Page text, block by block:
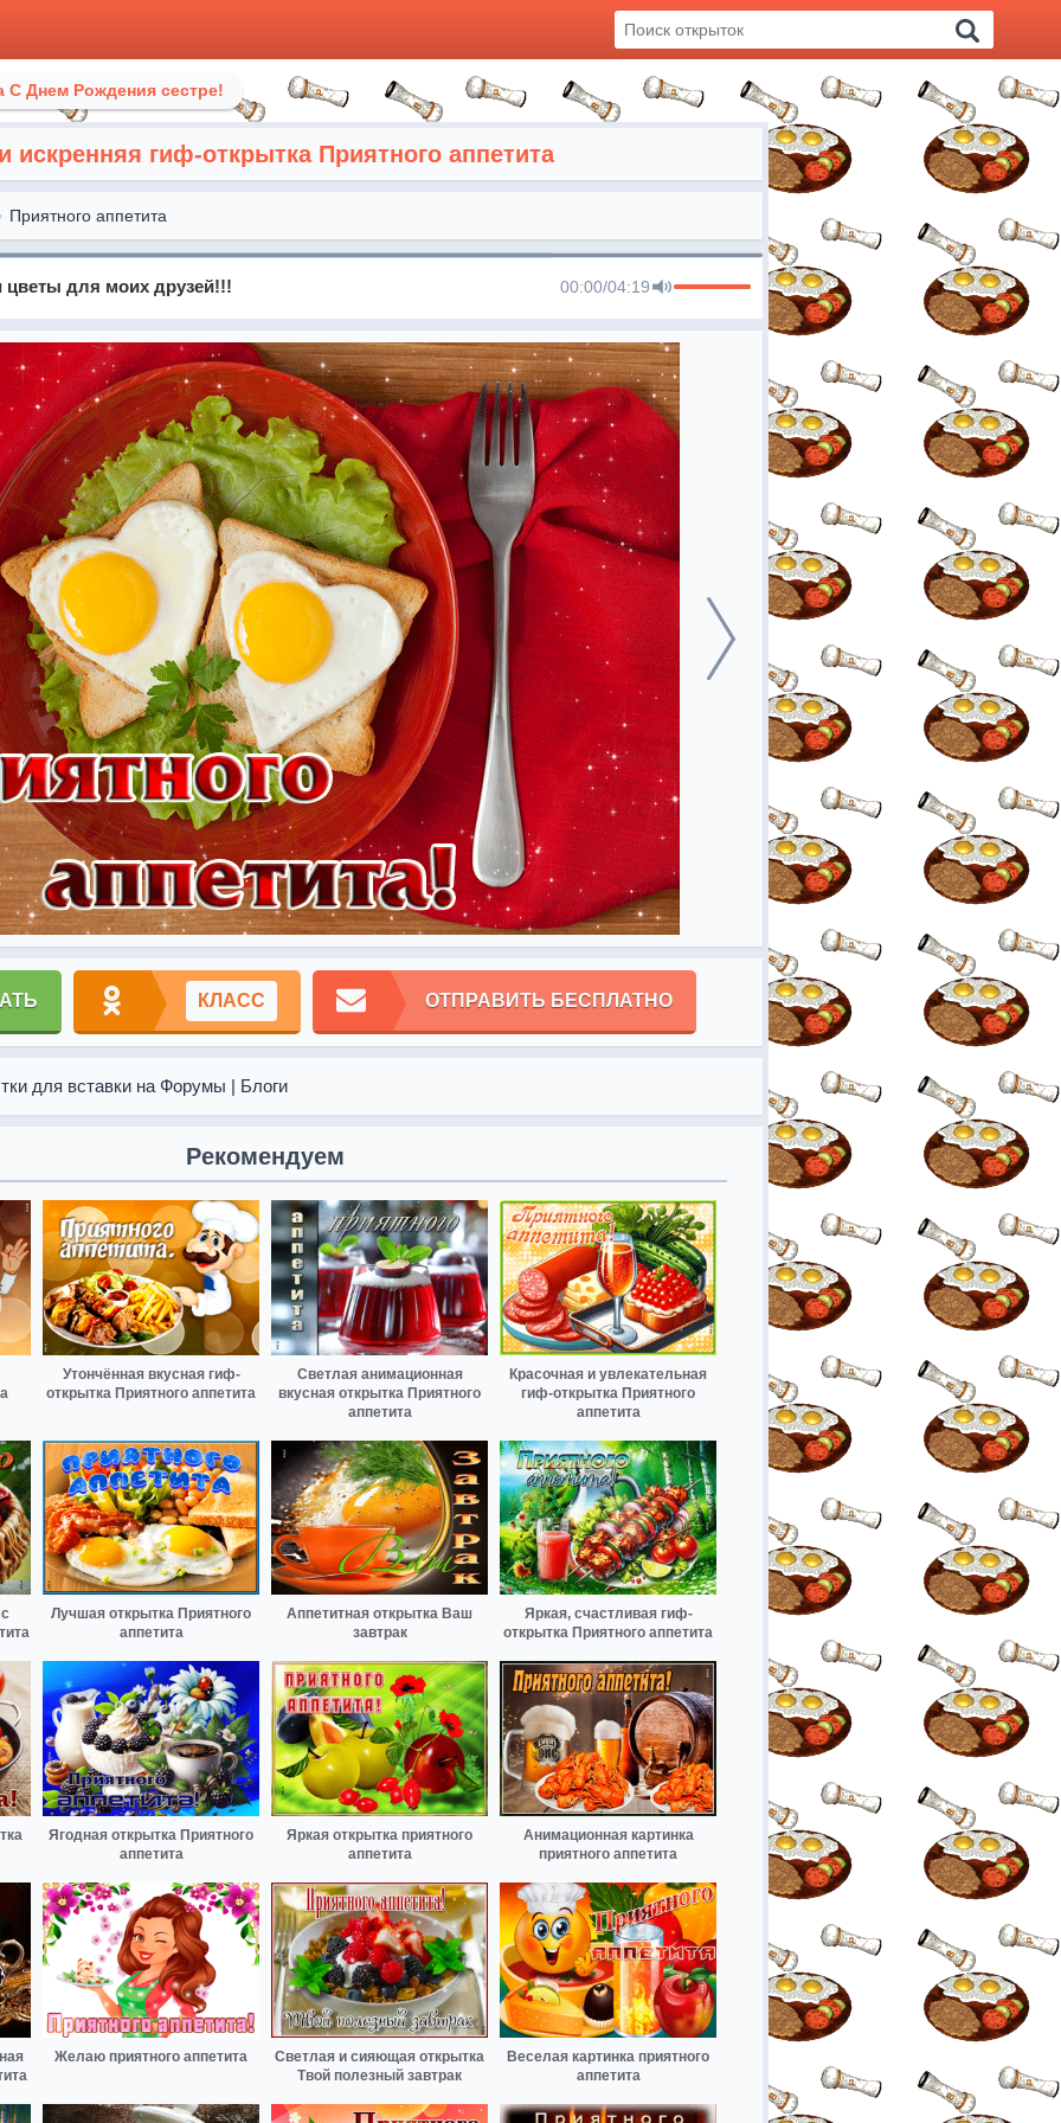
С Днем Рождения сестре!
искренняя гиф-открытка Приятного аппетита
Приятного аппетита
цветы для моих друзей!!! 00:00/04:19
КЛАСС ОТПРАВИТЬ БЕСПЛАТНО
для вставки на Форумы | Блоги
Рекомендуем
Утончённая вкусная гиф-
открытка Приятного аппетита
Светлая анимационная
вкусная открытка Приятного
аппетита
Красочная и увлекательная
гиф-открытка Приятного
аппетита
Лучшая открытка Приятного
аппетита
Аппетитная открытка Ваш
завтрак
Яркая, счастливая гиф-
открытка Приятного аппетита
Ягодная открытка Приятного
аппетита
Яркая открытка приятного
аппетита
Анимационная картинка
приятного аппетита
Желаю приятного аппетита
Светлая и сияющая открытка
Твой полезный завтрак
Веселая картинка приятного
аппетита